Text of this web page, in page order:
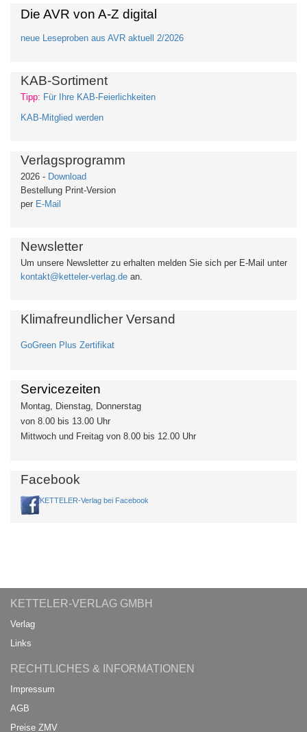
Die AVR von A-Z digital
neue Leseproben aus AVR aktuell 2/2026
KAB-Sortiment
Tipp: Für Ihre KAB-Feierlichkeiten
KAB-Mitglied werden
Verlagsprogramm
2026 - Download
Bestellung Print-Version
per E-Mail
Newsletter
Um unsere Newsletter zu erhalten melden Sie sich per E-Mail unter
kontakt@ketteler-verlag.de an.
Klimafreundlicher Versand
GoGreen Plus Zertifikat
Servicezeiten
Montag, Dienstag, Donnerstag
von 8.00 bis 13.00 Uhr
Mittwoch und Freitag von 8.00 bis 12.00 Uhr
Facebook
KETTELER-Verlag bei Facebook
KETTELER-VERLAG GMBH
Verlag
Links
RECHTLICHES & INFORMATIONEN
Impressum
AGB
Preise ZMV